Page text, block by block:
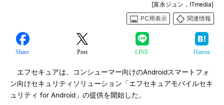
[富永ジュン，ITmedia]
PC用表示
関連情報
Share Post LINE Hatena
エフセキュアは、コンシューマー向けのAndroidスマートフォ
ン向けセキュリティソリューション「エフセキュアモバイルセキ
ュリティ for Android」の提供を開始した。